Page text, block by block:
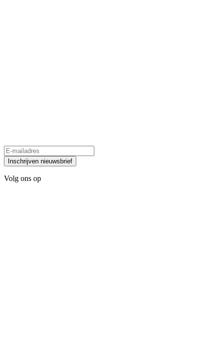
Inschrijven nieuwsbrief
Volg ons op